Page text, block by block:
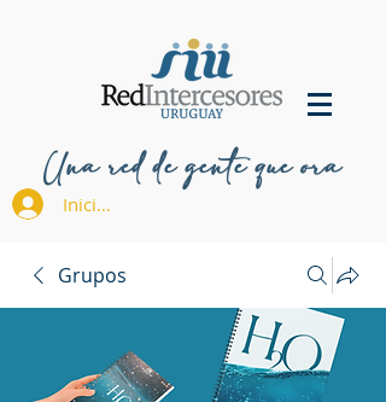
Una red de gente que ora
Iniciar sesión
Grupos